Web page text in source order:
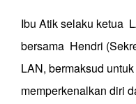
Ibu Atik selaku ketua
bersama Hendri
LAN, bermaksud
memperkenalkan diri